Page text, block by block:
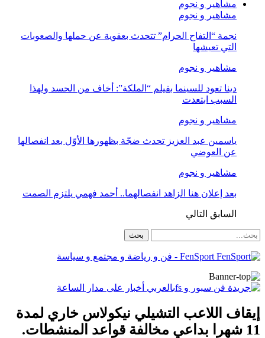
مشاهير و نجوم
مشاهير و نجوم
نجمة “التفاح الحرام” تتحدث بعقوية عن حملها والصعوبات
التي تعيشها
مشاهير و نجوم
دينا تعود للسينما بفيلم “الملكة”: أخاف من الحسد ولهذا
السبب ابتعدت
مشاهير و نجوم
ياسمين عبد العزيز تحدث ضجّة بظهورها الأوّل بعد انفصالها
عن العوضي
مشاهير و نجوم
بعد إعلان هنا الزاهد انفصالهما.. أحمد فهمي يلتزم الصمت
السابق التالي
FenSport - فن و رياضة و مجتمع و سياسة
إيقاف اللاعب التشيلي نيكولاس خاري لمدة
11 شهرا بداعي مخالفة قواعد المنشطات.